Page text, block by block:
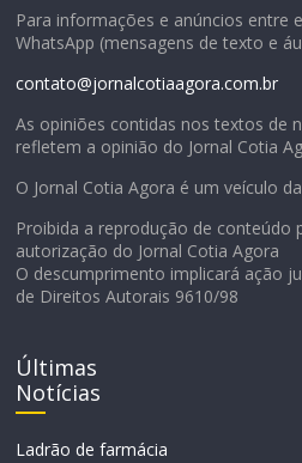
Para informações e anúncios entre
WhatsApp (mensagens de texto e
contato@jornalcotiaagora.com.br
As opiniões contidas nos textos de
refletem a opinião do Jornal Cotia
O Jornal Cotia Agora é um veículo
Proibida a reprodução de conteúdo
autorização do Jornal Cotia Agora
O descumprimento implicará ação
de Direitos Autorais 9610/98
Últimas
Notícias
Ladrão de farmácia